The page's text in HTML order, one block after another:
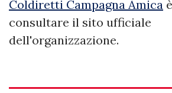
Coldiretti Campagna Amica
consultare il sito ufficiale
dell'organizzazione.